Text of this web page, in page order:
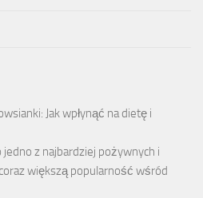
Jak wpłynąć na dietę i
jedno z najbardziej pożywnych i
większą popularność wśród